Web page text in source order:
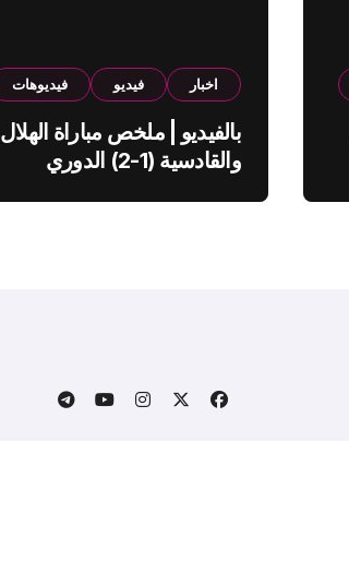
اخبار فيديو فيديوهات
بالفيديو | ملخص مباراة الهلال
والقادسية (1-2) الدوري